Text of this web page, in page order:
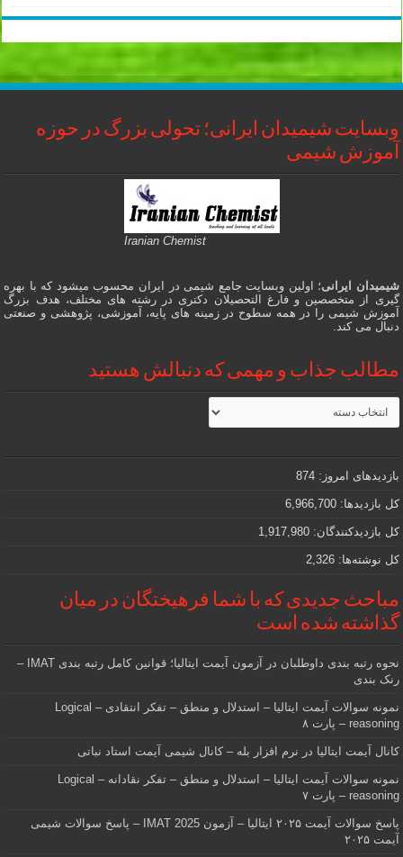
وبسایت شیمیدان ایرانی؛ تحولی بزرگ در حوزه
آموزش شیمی
Iranian Chemist
شیمیدان ایرانی؛ اولین وبسایت جامع شیمی در ایران محسوب میشود که با بهره
گیری از متخصصین و فارغ التحصیلان دکتری در رشته های مختلف، هدف بزرگ
آموزش شیمی را در همه سطوح در زمینه های پایه، آموزشی، پژوهشی و صنعتی
دنبال می کند.
مطالب جذاب و مهمی که دنبالش هستید
مطالب
جذاب
و
که
دنبالش
هستید
بازدیدهای امروز: 874
کل بازدیدها: 6,966,700
کل بازدیدکنند‌گان: 1,917,980
کل نوشته‌ها: 2,326
مباحث جدیدی که با شما فرهیختگان در میان
گذاشته شده است
نحوه رتبه بندی داوطلبان در آزمون آیمت ایتالیا؛ قوانین کامل رتبه بندی IMAT –
رنک بندی
نمونه سوالات آیمت ایتالیا – استدلال و منطق – تفکر انتقادی – Logical
reasoning – پارت ۸
کانال آیمت ایتالیا در نرم افزار بله – کانال شیمی آیمت استاد نباتی
نمونه سوالات آیمت ایتالیا – استدلال و منطق – تفکر نقادانه – Logical
reasoning – پارت ۷
پاسخ سوالات آیمت ۲۰۲۵ ایتالیا – آزمون IMAT 2025 – پاسخ سوالات شیمی
آیمت ۲۰۲۵